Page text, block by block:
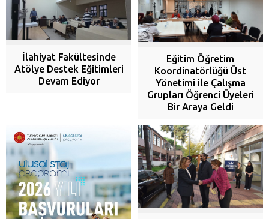
İlahiyat Fakültesinde
Atölye Destek Eğitimleri
Devam Ediyor
Eğitim Öğretim
Koordinatörlüğü Üst
Yönetimi ile Çalışma
Grupları Öğrenci Üyeleri
Bir Araya Geldi